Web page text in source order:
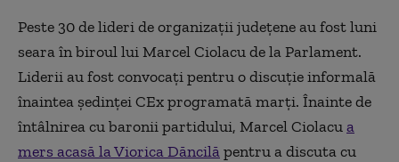
Peste 30 de lideri de organizații județene au fost luni
seara în biroul lui Marcel Ciolacu de la Parlament.
Liderii au fost convocați pentru o discuție informală
înaintea ședinței CEx programată marți. Înainte de
întâlnirea cu baronii partidului, Marcel Ciolacua
mers acasă la Viorica Dăncilăpentru a discuta cu